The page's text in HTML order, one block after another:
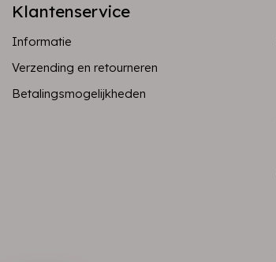
Klantenservice
Informatie
Verzending en retourneren
Betalingsmogelijkheden